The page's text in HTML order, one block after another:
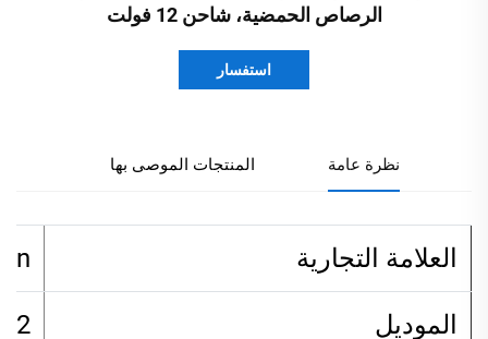
الرصاص الحمضية، شاحن 12 فولت
استفسار
نظرة عامة المنتجات الموصى بها
العلامة التجارية
الموديل 12فولت6أمبير